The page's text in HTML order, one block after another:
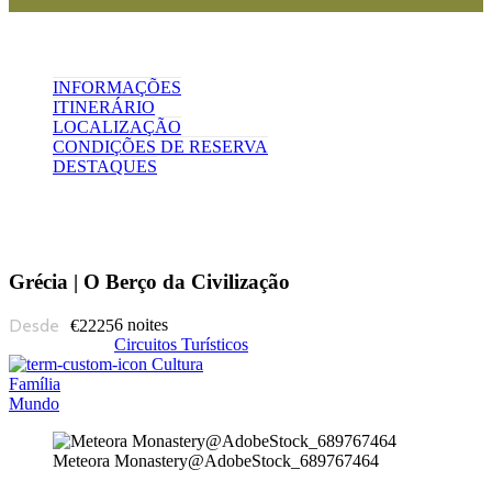
INFORMAÇÕES
ITINERÁRIO
LOCALIZAÇÃO
CONDIÇÕES DE RESERVA
DESTAQUES
Grécia | O Berço da Civilização
€22256 noites
Circuitos Turísticos
Cultura
Família
Mundo
Meteora Monastery@AdobeStock_689767464